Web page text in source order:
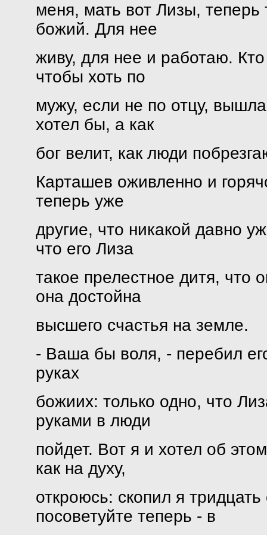
меня, мать вот Лизы, теперь
божий. Для нее
живу, для нее и работаю.
чтобы хоть по
мужу, если не по отцу,
хотел бы, а как
бог велит, как люди
Карташев оживленно и
теперь уже
другие, что никакой давно
что его Лиза
такое прелестное дитя, что
она достойна
высшего счастья на земле.
- Ваша бы воля, - перебил
руках
божиих: только одно, что
руками в люди
пойдет. Вот я и хотел об
как на духу,
откроюсь: скопил я
посоветуйте теперь - в